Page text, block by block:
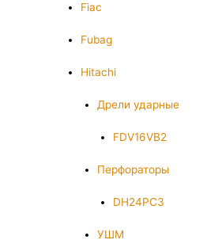
Fiac
Fubag
Hitachi
Дрели ударные
FDV16VB2
Перфораторы
DH24PC3
УШМ